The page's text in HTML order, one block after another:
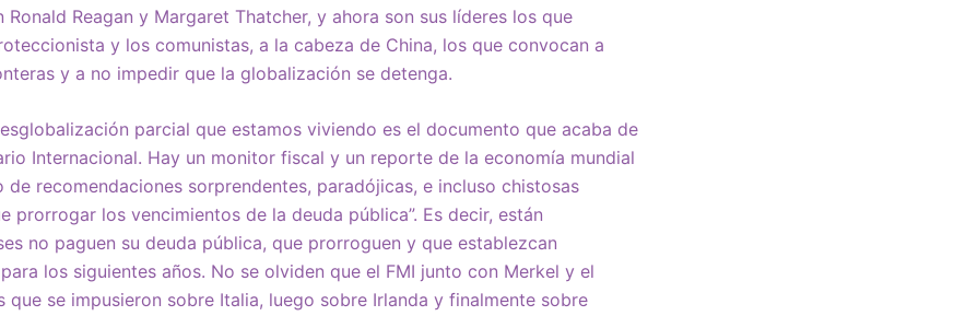
Reagan y Margaret Thatcher, y ahora son sus líderes los que
y los comunistas, a la cabeza de China, los que convocan a
y a no impedir que la globalización se detenga.
parcial que estamos viviendo es el documento que acaba de
Internacional. Hay un monitor fiscal y un reporte de la economía mundial
de recomendaciones sorprendentes, paradójicas, e incluso chistosas
prorrogar los vencimientos de la deuda pública”. Es decir, están
no paguen su deuda pública, que prorroguen y que establezcan
los siguientes años. No se olviden que el FMI junto con Merkel y el
que se impusieron sobre Italia, luego sobre Irlanda y finalmente sobre